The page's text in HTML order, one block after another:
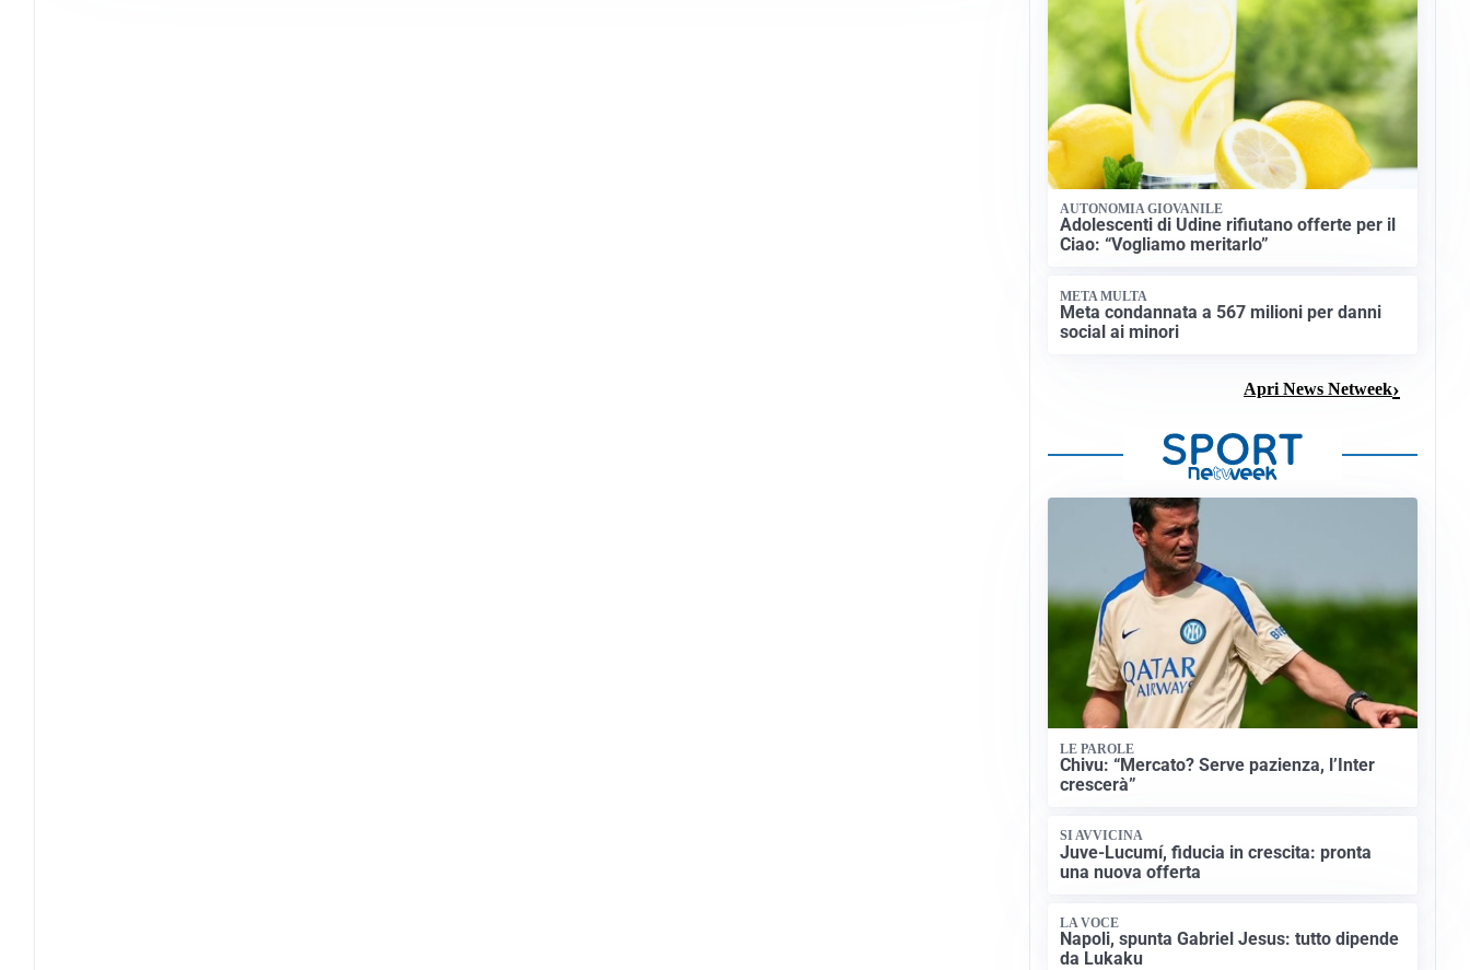
AUTONOMIA GIOVANILE
Adolescenti di Udine rifiutano offerte per il
Ciao: “Vogliamo meritarlo”
META MULTA
Meta condannata a 567 milioni per danni
social ai minori
Apri News Netweek
LE PAROLE
Chivu: “Mercato? Serve pazienza, l’Inter
crescerà”
SI AVVICINA
Juve-Lucumí, fiducia in crescita: pronta
una nuova offerta
LA VOCE
Napoli, spunta Gabriel Jesus: tutto dipende
da Lukaku